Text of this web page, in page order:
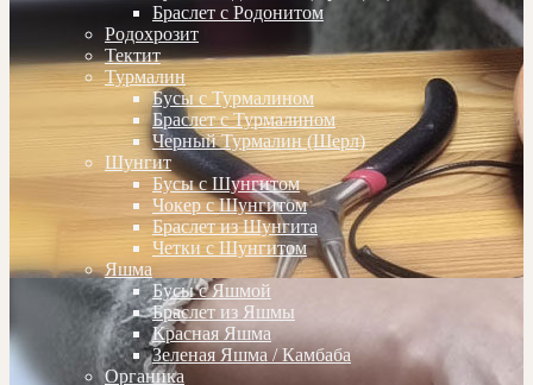
Браслет с Родонитом
Родохрозит
Тектит
Турмалин
Бусы с Турмалином
Браслет с Турмалином
Черный Турмалин (Шерл)
Шунгит
Бусы с Шунгитом
Чокер с Шунгитом
Браслет из Шунгита
Четки с Шунгитом
Яшма
Бусы с Яшмой
Браслет из Яшмы
Красная Яшма
Зеленая Яшма / Камбаба
Органика